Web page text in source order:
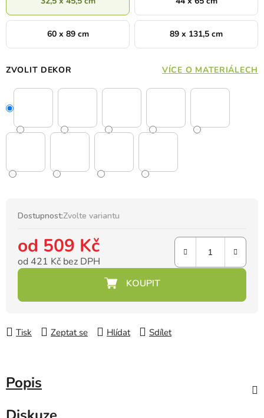
60 x 89 cm 89 x 131,5 cm
ZVOLIT DEKOR VÍCE O MATERIÁLECH
Dostupnost:Zvolte variantu
od 509 Kč
od 421 Kč bez DPH
Tisk Zeptat se Hlídat Sdílet
Popis